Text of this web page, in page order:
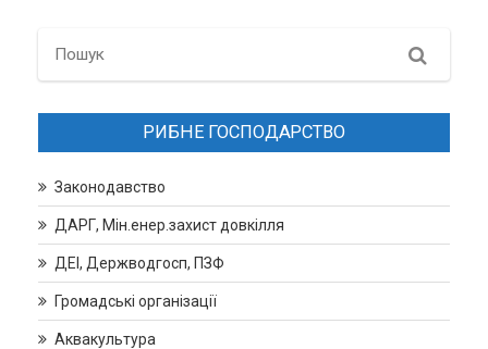
Search
РИБНЕ ГОСПОДАРСТВО
Законодавство
ДАРГ, Мін.енер.захист довкілля
ДЕІ, Держводгосп, ПЗФ
Громадські організації
Аквакультура